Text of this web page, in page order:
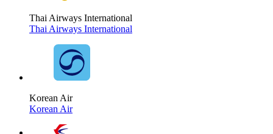
Thai Airways International
Thai Airways International
Korean Air
Korean Air